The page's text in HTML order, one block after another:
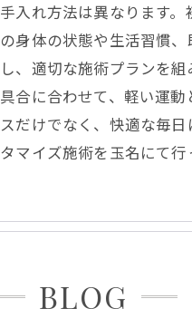
手入れ方法は異なります
の身体の状態や生活習慣
し、適切な施術プランを
具合に合わせて、軽い運
スだけでなく、快適な毎
タマイズ施術を玉名にて行
BLOG